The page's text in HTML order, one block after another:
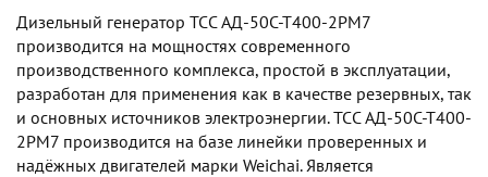
Дизельный генератор TCC АД-50С-Т400-2РМ7
производится на мощностях современного
производственного комплекса, простой в эксплуатации,
разработан для применения как в качестве резервных, так
и основных источников электроэнергии. TCC АД-50С-Т400-
2РМ7 производится на базе линейки проверенных и
надёжных двигателей марки Weichai. Является